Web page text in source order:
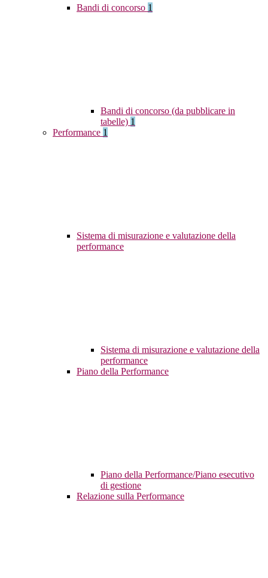
Bandi di concorso 1
Bandi di concorso (da pubblicare in
tabelle) 1
Performance 1
Sistema di misurazione e valutazione della
performance
Sistema di misurazione e valutazione della
performance
Piano della Performance
Piano della Performance/Piano esecutivo
di gestione
Relazione sulla Performance